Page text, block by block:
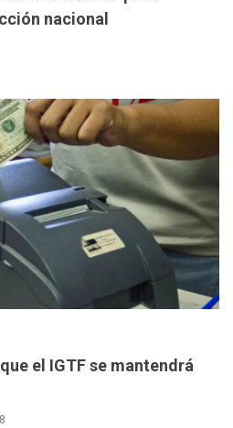
nacional
el IGTF se mantendrá